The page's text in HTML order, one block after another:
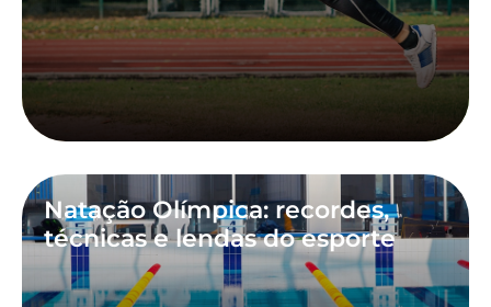
Natação Olímpica: recordes,
técnicas e lendas do esporte